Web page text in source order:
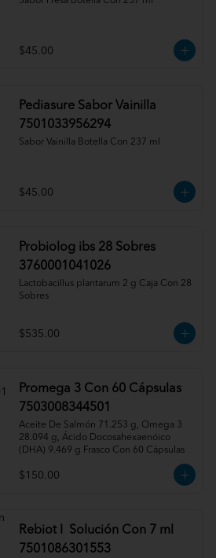
$45.00
Pediasure Sabor Vainilla
7501033956294
Sabor Vainilla Botella Con 237 ml
$45.00
Probiolog ibs 28 Sobres
3760001041026
Lactobacillus plantarum 2 g Caja Con 28
Sobres
$535.00
Promega 3 Con 60 Cápsulas
7503008344501
Aceite De Salmón 71.253 g, Omega 3
28.094 g, Ácido Docosahexaenóico
(DHA) 9.469 g Frasco Con 60 Cápsulas
$150.00
Rebiot I Solución Con 7 ml
7501086301553